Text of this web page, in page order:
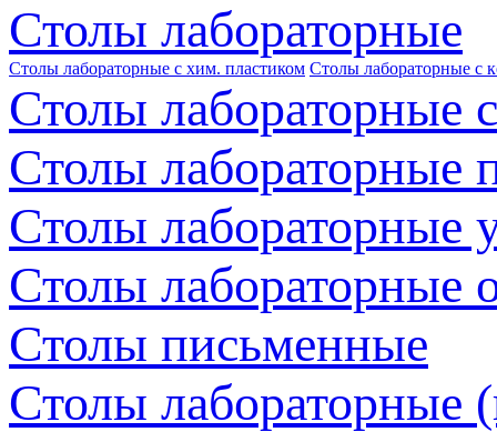
Столы лабораторные
Столы лабораторные с хим. пластиком Столы лабораторные с
Столы лабораторные
Столы лабораторные
Столы лабораторные
Столы лабораторные
Столы письменные
Столы лабораторные